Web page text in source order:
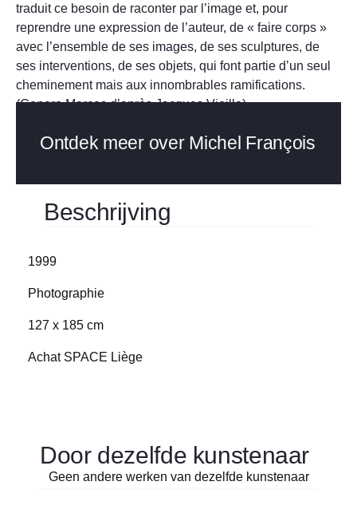
Beschrijving
1999
Photographie
127 x 185 cm
Achat SPACE Liège
traduit ce besoin de raconter par l’image et, pour
reprendre une expression de l’auteur, de « faire corps »
avec l’ensemble de ses images, de ses sculptures, de
ses interventions, de ses objets, qui font partie d’un seul
cheminement mais aux innombrables ramifications.
(Genaro Marcos d’après Jacques Vieille)
Ontdek meer over Michel François
Door dezelfde kunstenaar
Geen andere werken van dezelfde kunstenaar